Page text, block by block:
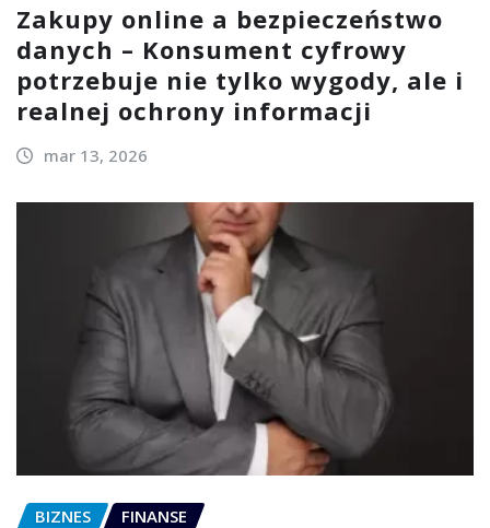
Zakupy online a bezpieczeństwo
danych – Konsument cyfrowy
potrzebuje nie tylko wygody, ale i
realnej ochrony informacji
mar 13, 2026
BIZNES FINANSE